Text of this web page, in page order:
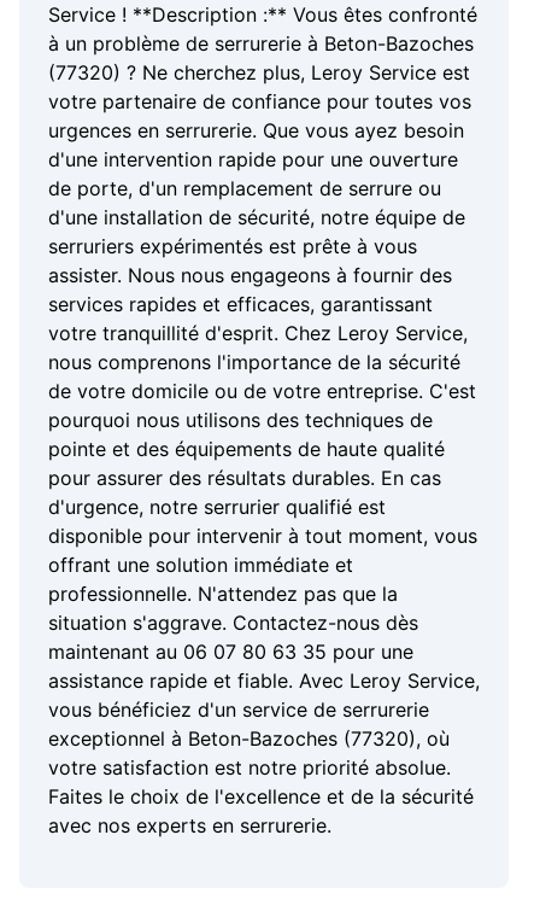
Service ! **Description :** Vous êtes confronté
à un problème de serrurerie à Beton-Bazoches
(77320) ? Ne cherchez plus, Leroy Service est
votre partenaire de confiance pour toutes vos
urgences en serrurerie. Que vous ayez besoin
d'une intervention rapide pour une ouverture
de porte, d'un remplacement de serrure ou
d'une installation de sécurité, notre équipe de
serruriers expérimentés est prête à vous
assister. Nous nous engageons à fournir des
services rapides et efficaces, garantissant
votre tranquillité d'esprit. Chez Leroy Service,
nous comprenons l'importance de la sécurité
de votre domicile ou de votre entreprise. C'est
pourquoi nous utilisons des techniques de
pointe et des équipements de haute qualité
pour assurer des résultats durables. En cas
d'urgence, notre serrurier qualifié est
disponible pour intervenir à tout moment, vous
offrant une solution immédiate et
professionnelle. N'attendez pas que la
situation s'aggrave. Contactez-nous dès
maintenant au 06 07 80 63 35 pour une
assistance rapide et fiable. Avec Leroy Service,
vous bénéficiez d'un service de serrurerie
exceptionnel à Beton-Bazoches (77320), où
votre satisfaction est notre priorité absolue.
Faites le choix de l'excellence et de la sécurité
avec nos experts en serrurerie.